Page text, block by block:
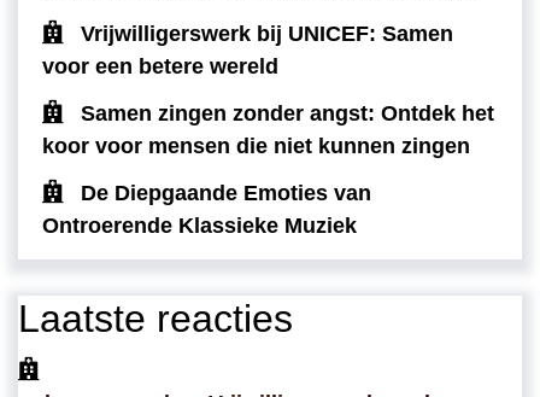
Vrijwilligerswerk bij UNICEF: Samen
voor een betere wereld
Samen zingen zonder angst: Ontdek het
koor voor mensen die niet kunnen zingen
De Diepgaande Emoties van
Ontroerende Klassieke Muziek
Laatste reacties